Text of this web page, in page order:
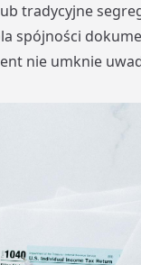
tradycyjne
spójności
nie umknie